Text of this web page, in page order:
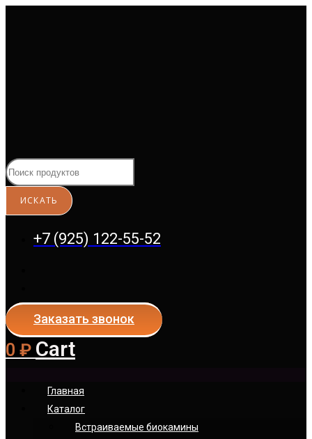
+7 (925) 122-55-52
Заказать звонок
0 ₽ Cart
Главная
Каталог
Встраиваемые биокамины